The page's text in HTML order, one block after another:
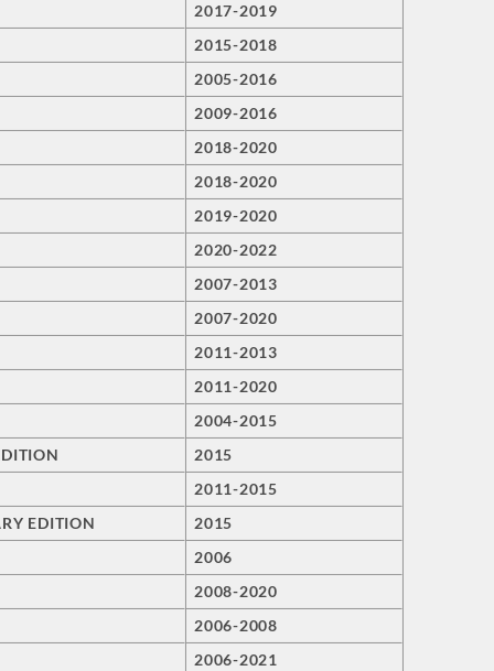
2017-2019
2015-2018
2005-2016
2009-2016
2018-2020
2018-2020
2019-2020
2020-2022
2007-2013
2007-2020
2011-2013
2011-2020
2004-2015
2015
2011-2015
EDITION
2015
2006
2008-2020
2006-2008
2006-2021